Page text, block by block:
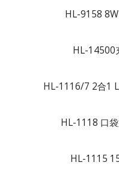
HL-9158
HL-14500
HL-1116/7 2合1
HL-1118 口
HL-1115